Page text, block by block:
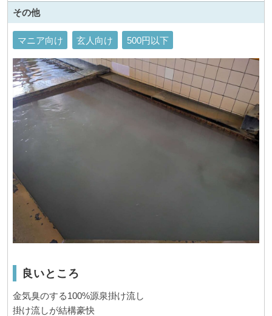
その他
マニア向け 玄人向け 500円以下
良いところ
金気臭のする100%源泉掛け流し
掛け流しが結構豪快